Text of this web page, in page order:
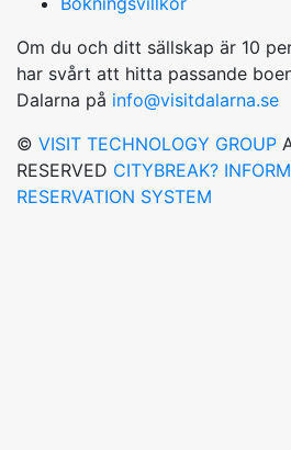
Om du och ditt sällskap är 10
har svårt att hitta passande
Dalarna på info@visitdalarna.se
© VISIT TECHNOLOGY GROUP
RESERVED CITYBREAK?
RESERVATION SYSTEM